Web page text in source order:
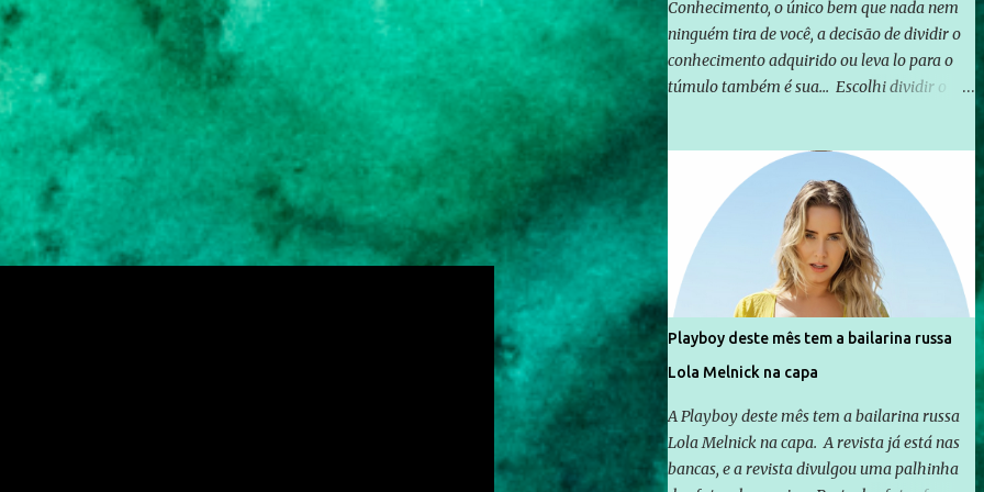
Conhecimento, o único bem que nada nem
ninguém tira de você, a decisão de dividir o
conhecimento adquirido ou leva lo para o
túmulo também é sua... Escolhi dividir o
mais e mais pessoas terem acesso a
educação e ao conhecimento. Não sou
Professor, a mais nobre das profissões, mas
tento ser um empreendedor da
comunicação, que além de informação
cotidiana, corriqueira e cada vez mais
preocupantes, do tipo que você já esta
acostumado a ver neste espaço, vou
trabalhar a ideia que possibilite distribuir
consistente a riqueza do conhecimento...
Exemplo: o cidadão brasileiro não precisa só
ser informado sobre operações da Lava Jato,
Playboy deste mês tem a bailarina russa
Lola Melnick na capa
A Playboy deste mês tem a bailarina russa
Lola Melnick na capa. A revista já está nas
bancas, e a revista divulgou uma palhinha